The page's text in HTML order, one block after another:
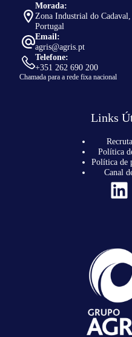
Morada:
Zona Industrial do
Portugal
Email:
agris@agris.pt
Telefone:
+351 262 690 200
Chamada para a rede fixa nacional
Links
Política
Política de
Canal